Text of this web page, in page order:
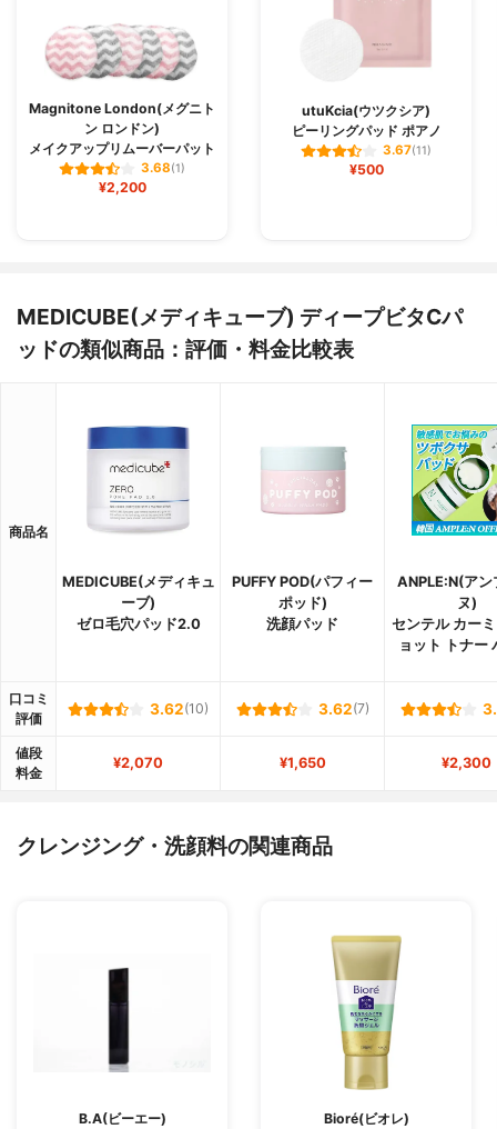
Magnitone London(メグニト
ン ロンドン)
メイクアップリムーバーパット
3.68(1)
¥2,200
utuKcia(ウツクシア)
ピーリングパッド ポアノ
3.67(11)
¥500
MEDICUBE(メディキューブ) ディープビタCパ
ッドの類似商品：評価・料金比較表
商品名
MEDICUBE(メディキュ
ーブ)
ゼロ毛穴パッド2.0
PUFFY POD(パフィー
ポッド)
洗顔パッド
ANPLE:N(アン
ヌ)
センテル カー
ョット トナー
口コミ
評価
3.62(10) 3.62(7)
値段
料金
¥2,070 ¥1,650 ¥2,300
クレンジング・洗顔料の関連商品
B.A(ビーエー)
Bioré(ビオレ)